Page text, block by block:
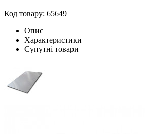
Код товару: 65649
Опис
Характеристики
Супутні товари